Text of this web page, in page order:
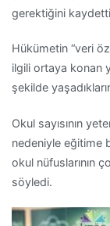
gerektiğini
Hükümetin “veri
ilgili ortaya konan
şekilde
Okul sayısının
nedeniyle eğitime
okul nüfuslarının
söyledi.